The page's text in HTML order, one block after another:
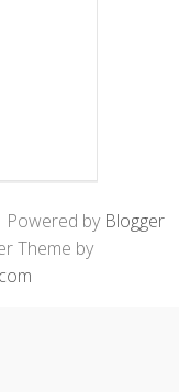
Powered by Blogger
Theme by